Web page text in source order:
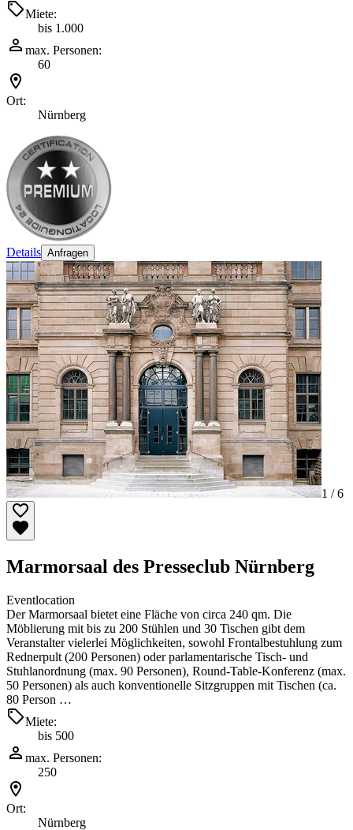
Miete:
bis 1.000
max. Personen:
60
Ort:
Nürnberg
Details Anfragen
1 /6
Marmorsaal des Presseclub Nürnberg
Eventlocation
Der Marmorsaal bietet eine Fläche von circa 240 qm. Die
Möblierung mit bis zu 200 Stühlen und 30 Tischen gibt dem
Veranstalter vielerlei Möglichkeiten, sowohl Frontalbestuhlung zum
Rednerpult (200 Personen) oder parlamentarische Tisch- und
Stuhlanordnung (max. 90 Personen), Round-Table-Konferenz (max.
50 Personen) als auch konventionelle Sitzgruppen mit Tischen (ca.
80 Person …
Miete:
bis 500
max. Personen:
250
Ort:
Nürnberg